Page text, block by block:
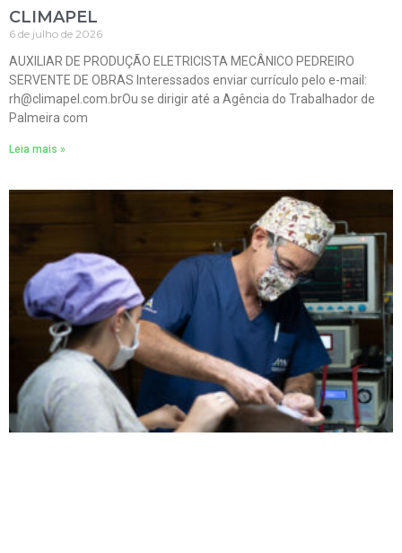
CLIMAPEL
6 de julho de 2026
AUXILIAR DE PRODUÇÃO ELETRICISTA MECÂNICO PEDREIRO
SERVENTE DE OBRAS Interessados enviar currículo pelo e-mail:
rh@climapel.com.brOu se dirigir até a Agência do Trabalhador de
Palmeira com
Leia mais »